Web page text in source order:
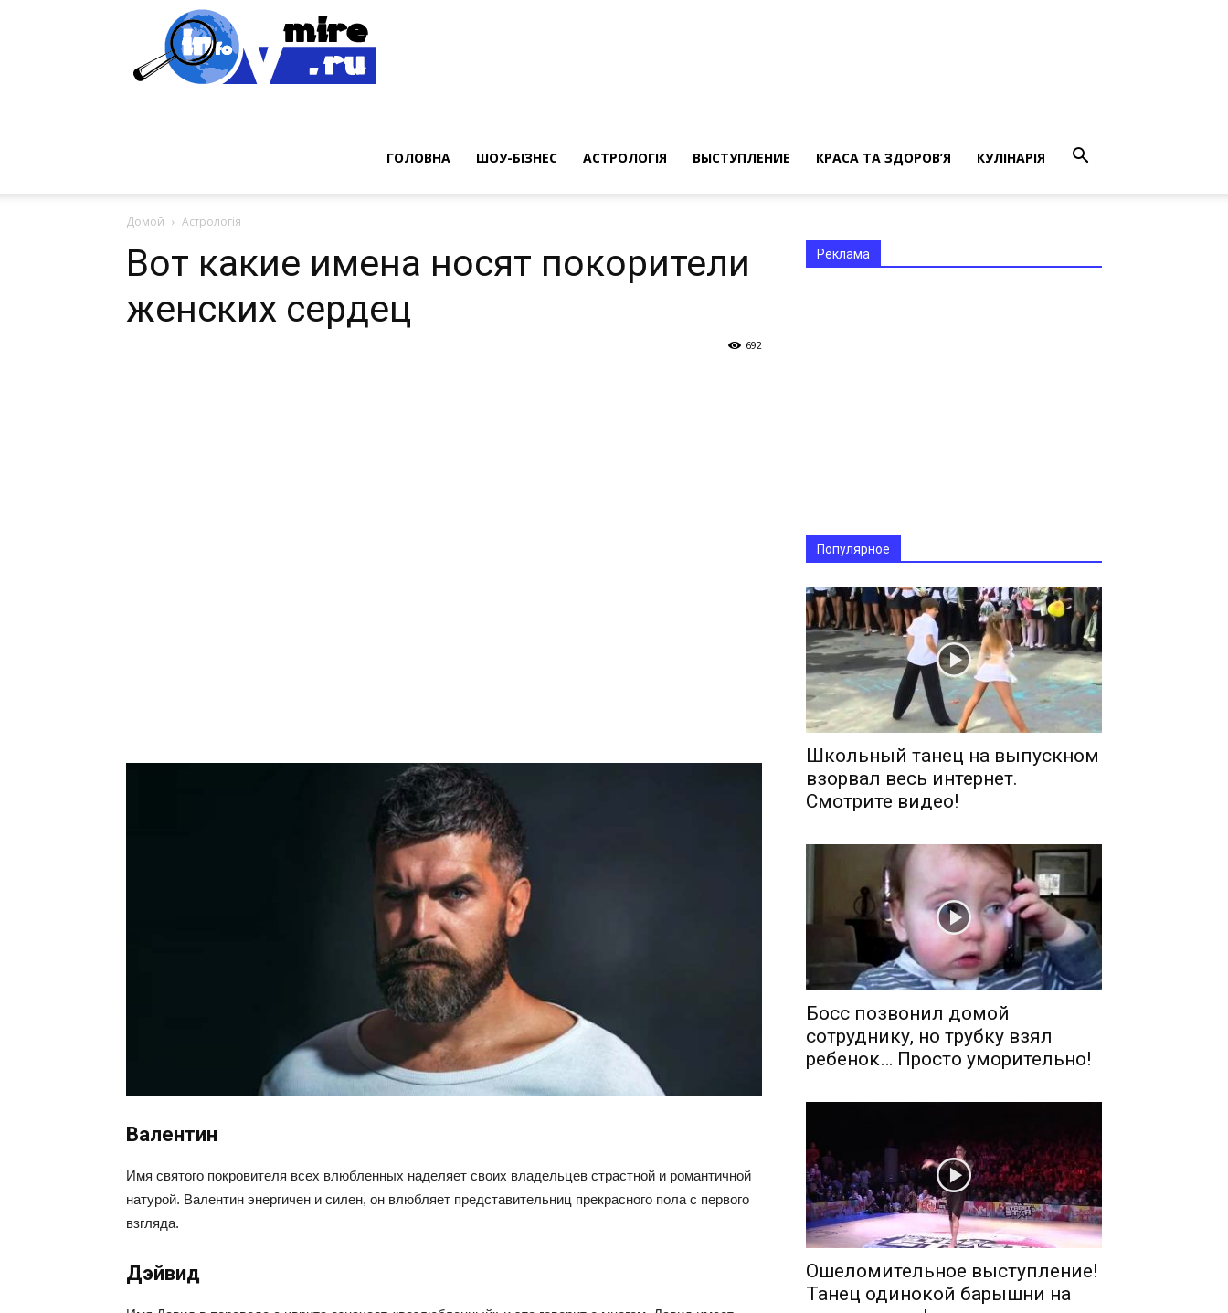
ГОЛОВНА ШОУ-БІЗНЕС АСТРОЛОГІЯ ВЫСТУПЛЕНИЕ КРАСА ТА ЗДОРОВ’Я КУЛІНАРІЯ
Домой Астрологія
Вот какие имена носят покорители
женских сердец
692
Валентин
Имя святого покровителя всех влюбленных наделяет своих владельцев страстной и романтичной
натурой. Валентин энергичен и силен, он влюбляет представительниц прекрасного пола с первого
взгляда.
Дэйвид
Реклама
Популярное
Школьный танец на выпускном
взорвал весь интернет.
Смотрите видео!
Босс позвонил домой
сотруднику, но трубку взял
ребенок… Просто уморительно!
Ошеломительное выступление!
Танец одинокой барышни на